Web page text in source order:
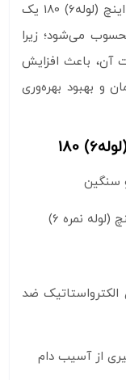
در مجموع، استفاده از فری استال لوله 2 اینچ (لوله6) 180 یک
می‌شود؛ زیرا
آن، باعث افزایش
و بهبود بهره‌وری
سنگین
الکترواستاتیک ضد
از آسیب دام